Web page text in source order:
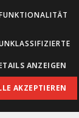
Hybrid Beretta
ANZEIGEN
AKZEPTIEREN